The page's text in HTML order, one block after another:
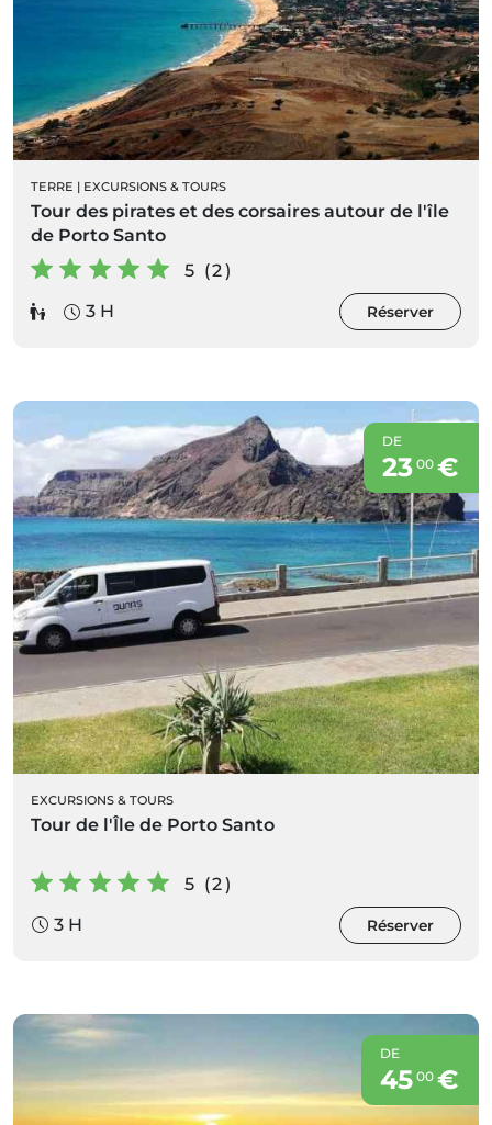
TERRE | EXCURSIONS & TOURS
Tour des pirates et des corsaires autour de l'île
de Porto Santo
5 (2)
3 H
Réserver
DE
23 00€
EXCURSIONS & TOURS
Tour de l'Île de Porto Santo
5 (2)
3 H
Réserver
DE
45 00€